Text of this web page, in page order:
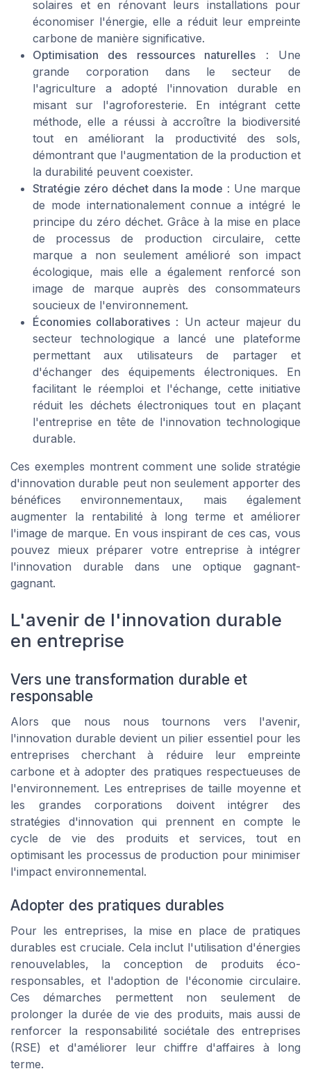
solaires et en rénovant leurs installations pour
économiser l'énergie, elle a réduit leur empreinte
carbone de manière significative.
Optimisation des ressources naturelles : Une
grande corporation dans le secteur de
l'agriculture a adopté l'innovation durable en
misant sur l'agroforesterie. En intégrant cette
méthode, elle a réussi à accroître la biodiversité
tout en améliorant la productivité des sols,
démontrant que l'augmentation de la production et
la durabilité peuvent coexister.
Stratégie zéro déchet dans la mode : Une marque
de mode internationalement connue a intégré le
principe du zéro déchet. Grâce à la mise en place
de processus de production circulaire, cette
marque a non seulement amélioré son impact
écologique, mais elle a également renforcé son
image de marque auprès des consommateurs
soucieux de l'environnement.
Économies collaboratives : Un acteur majeur du
secteur technologique a lancé une plateforme
permettant aux utilisateurs de partager et
d'échanger des équipements électroniques. En
facilitant le réemploi et l'échange, cette initiative
réduit les déchets électroniques tout en plaçant
l'entreprise en tête de l'innovation technologique
durable.
Ces exemples montrent comment une solide stratégie
d'innovation durable peut non seulement apporter des
bénéfices environnementaux, mais également
augmenter la rentabilité à long terme et améliorer
l'image de marque. En vous inspirant de ces cas, vous
pouvez mieux préparer votre entreprise à intégrer
l'innovation durable dans une optique gagnant-
gagnant.
L'avenir de l'innovation durable
en entreprise
Vers une transformation durable et
responsable
Alors que nous nous tournons vers l'avenir,
l'innovation durable devient un pilier essentiel pour les
entreprises cherchant à réduire leur empreinte
carbone et à adopter des pratiques respectueuses de
l'environnement. Les entreprises de taille moyenne et
les grandes corporations doivent intégrer des
stratégies d'innovation qui prennent en compte le
cycle de vie des produits et services, tout en
optimisant les processus de production pour minimiser
l'impact environnemental.
Adopter des pratiques durables
Pour les entreprises, la mise en place de pratiques
durables est cruciale. Cela inclut l'utilisation d'énergies
renouvelables, la conception de produits éco-
responsables, et l'adoption de l'économie circulaire.
Ces démarches permettent non seulement de
prolonger la durée de vie des produits, mais aussi de
renforcer la responsabilité sociétale des entreprises
(RSE) et d'améliorer leur chiffre d'affaires à long
terme.